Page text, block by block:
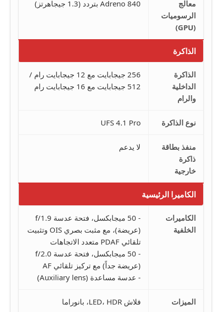
معالج
الرسوميات
(GPU)
Adreno 840 بتردد (1.3 جيجاهرتز)
الذاكرة
الذاكرة
الداخلية
والرام
256 جيجابايت مع 12 جيجابايت رام /
512 جيجابايت مع 16 جيجابايت رام
نوع الذاكرة UFS 4.1 Pro
منفذ بطاقة
ذاكرة
خارجية
لا يدعم
الكاميرا الرئيسية
الكاميرات
الخلفية
- 50 ميجابكسل، فتحة عدسة f/1.9
(عريضة)، مع مثبت بصري OIS وتثبيت
تلقائي PDAF متعدد الاتجاهات
- 50 ميجابكسل، فتحة عدسة f/2.0
(عريضة جداً) مع تركيز تلقائي AF
- عدسة مساعدة (Auxiliary lens)
الميزات فلاش LED، HDR، بانوراما